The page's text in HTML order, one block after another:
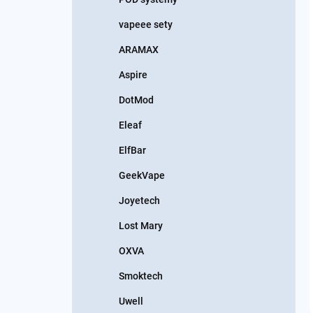
vapeee sety
ARAMAX
Aspire
DotMod
Eleaf
ElfBar
GeekVape
Joyetech
Lost Mary
OXVA
Smoktech
Uwell